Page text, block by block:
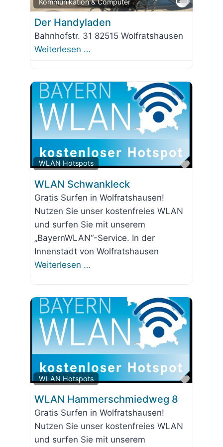
Kommunikation & Computer
Favorit
Der Handyladen
Bahnhofstr. 31 82515 Wolfratshausen
Weiterlesen …
WLAN Hotspots
Favorit
WLAN Schwankleck
Gratis Surfen in Wolfratshausen!
Nutzen Sie unser kostenfreies WLAN
und surfen Sie mit unserem
„BayernWLAN“-Service. In der
Innenstadt von Wolfratshausen
Weiterlesen …
WLAN Hotspots
Favorit
WLAN Hammerschmiedweg 8
Gratis Surfen in Wolfratshausen!
Nutzen Sie unser kostenfreies WLAN
und surfen Sie mit unserem